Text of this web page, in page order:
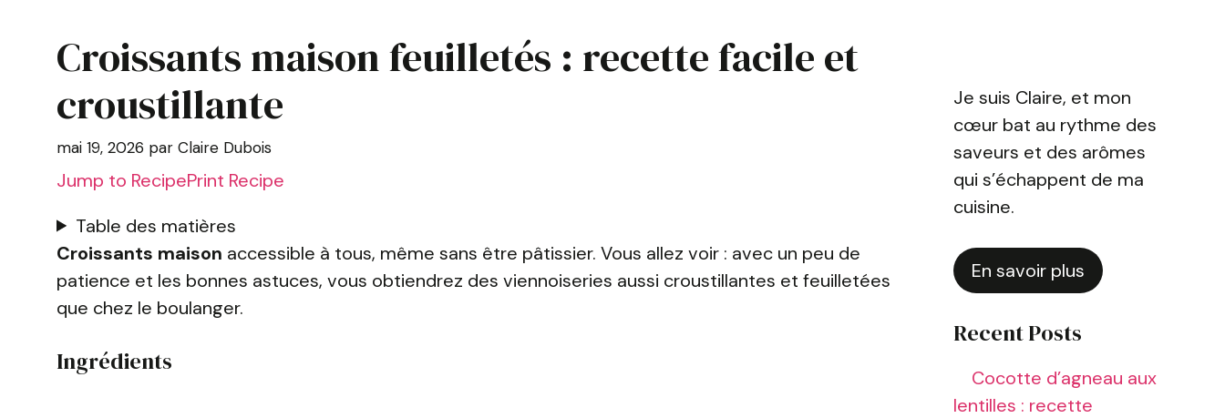
Croissants maison feuilletés : recette facile et
croustillante
mai 19, 2026 par Claire Dubois
Jump to RecipePrint Recipe
Table des matières
Croissants maison accessible à tous, même sans être pâtissier. Vous allez voir : avec un peu de
patience et les bonnes astuces, vous obtiendrez des viennoiseries aussi croustillantes et feuilletées
que chez le boulanger.
Ingrédients
Je suis Claire, et mon
cœur bat au rythme des
saveurs et des arômes
qui s’échappent de ma
cuisine.
En savoir plus
Recent Posts
Cocotte d’agneau aux
lentilles : recette